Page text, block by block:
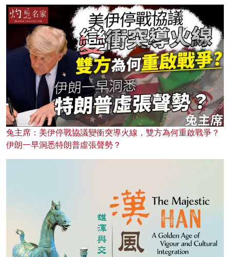
兔主席：美伊停戰協議變衝突導火線，雙方為何重啟戰爭？
伊朗一早洞悉特朗普虛張聲勢？